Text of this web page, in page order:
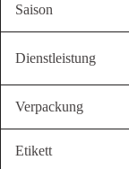
Saison
Dienstleistung
Verpackung
Etikett